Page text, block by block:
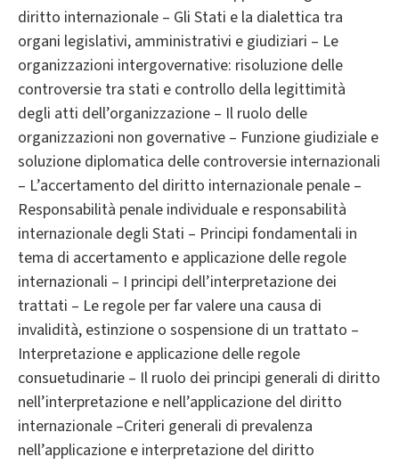
diritto internazionale – Gli Stati e la dialettica tra
organi legislativi, amministrativi e giudiziari – Le
organizzazioni intergovernative: risoluzione delle
controversie tra stati e controllo della legittimità
degli atti dell’organizzazione – Il ruolo delle
organizzazioni non governative – Funzione giudiziale e
soluzione diplomatica delle controversie internazionali
– L’accertamento del diritto internazionale penale –
Responsabilità penale individuale e responsabilità
internazionale degli Stati – Principi fondamentali in
tema di accertamento e applicazione delle regole
internazionali – I principi dell’interpretazione dei
trattati – Le regole per far valere una causa di
invalidità, estinzione o sospensione di un trattato –
Interpretazione e applicazione delle regole
consuetudinarie – Il ruolo dei principi generali di diritto
nell’interpretazione e nell’applicazione del diritto
internazionale –Criteri generali di prevalenza
nell’applicazione e interpretazione del diritto